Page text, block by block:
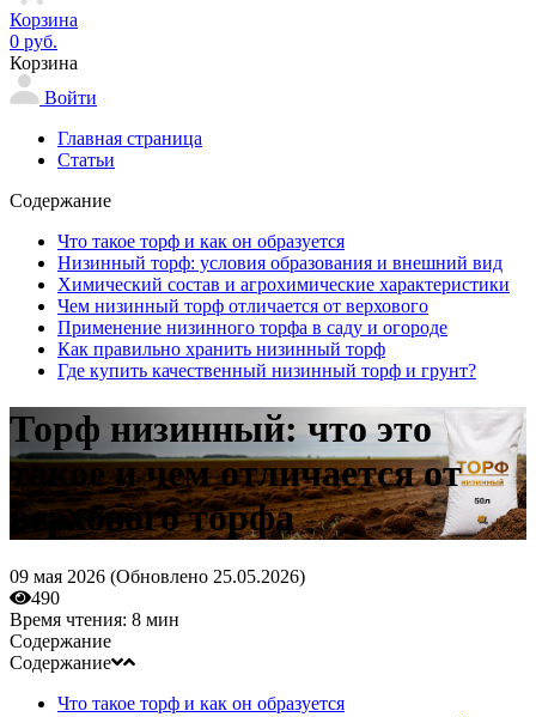
Корзина
0 руб.
Корзина
Войти
Главная страница
Статьи
Содержание
Что такое торф и как он образуется
Низинный торф: условия образования и внешний вид
Химический состав и агрохимические характеристики
Чем низинный торф отличается от верхового
Применение низинного торфа в саду и огороде
Как правильно хранить низинный торф
Где купить качественный низинный торф и грунт?
Торф низинный: что это
такое и чем отличается от
верхового торфа
09 мая 2026 (Обновлено 25.05.2026)
490
Время чтения: 8 мин
Содержание
Содержание
Что такое торф и как он образуется